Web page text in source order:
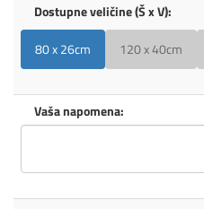
Dostupne veličine (Š x V):
80 x 26cm
120 x 40cm
Vaša napomena: